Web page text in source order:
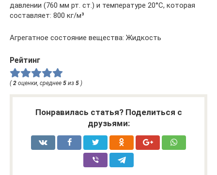
давлении (760 мм рт. ст.) и температуре 20°C, которая
составляет: 800 кг/м³
Агрегатное состояние вещества: Жидкость
Рейтинг
(2 оценки, среднее 5 из 5 )
Понравилась статья? Поделиться с
друзьями: